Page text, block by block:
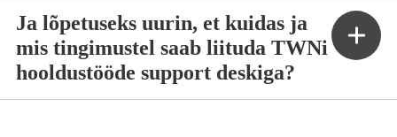
Ja lõpetuseks uurin, et kuidas ja
mis tingimustel saab liituda TWNi
hooldustööde support deskiga?